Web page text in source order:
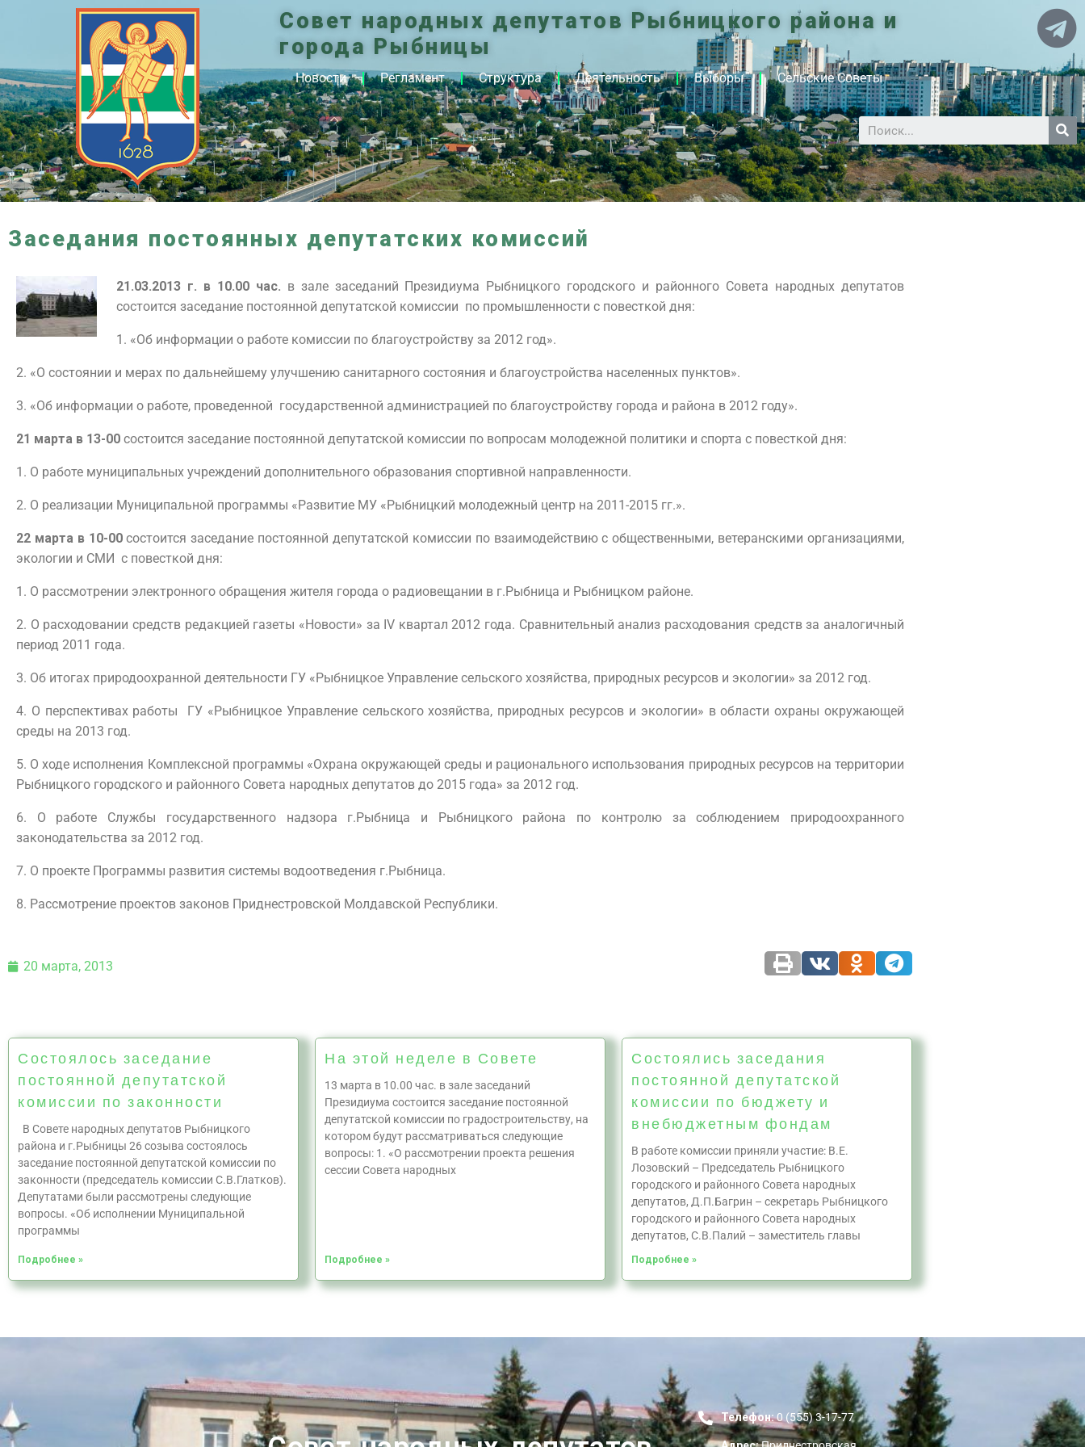
Совет народных депутатов Рыбницкого района и
города Рыбницы
Новости Регламент Структура Деятельность Выборы Сельские Советы
Заседания постоянных депутатских комиссий
21.03.2013 г. в 10.00 час. в зале заседаний Президиума Рыбницкого городского и районного Совета народных депутатов
состоится заседание постоянной депутатской комиссии по промышленности с повесткой дня:
1. «Об информации о работе комиссии по благоустройству за 2012 год».
2. «О состоянии и мерах по дальнейшему улучшению санитарного состояния и благоустройства населенных пунктов».
3. «Об информации о работе, проведенной государственной администрацией по благоустройству города и района в 2012 году».
21 марта в 13-00 состоится заседание постоянной депутатской комиссии по вопросам молодежной политики и спорта с повесткой дня:
1. О работе муниципальных учреждений дополнительного образования спортивной направленности.
2. О реализации Муниципальной программы «Развитие МУ «Рыбницкий молодежный центр на 2011-2015 гг.».
22 марта в 10-00состоится заседание постоянной депутатской комиссии по взаимодействию с общественными, ветеранскими организациями,
экологии и СМИ с повесткой дня:
1. О рассмотрении электронного обращения жителя города о радиовещании в г.Рыбница и Рыбницком районе.
2. О расходовании средств редакцией газеты «Новости» за IV квартал 2012 года. Сравнительный анализ расходования средств за аналогичный
период 2011 года.
3. Об итогах природоохранной деятельности ГУ «Рыбницкое Управление сельского хозяйства, природных ресурсов и экологии» за 2012 год.
4. О перспективах работы ГУ «Рыбницкое Управление сельского хозяйства, природных ресурсов и экологии» в области охраны окружающей
среды на 2013 год.
5. О ходе исполнения Комплексной программы «Охрана окружающей среды и рационального использования природных ресурсов на территории
Рыбницкого городского и районного Совета народных депутатов до 2015 года» за 2012 год.
6. О работе Службы государственного надзора г.Рыбница и Рыбницкого района по контролю за соблюдением природоохранного
законодательства за 2012 год.
7. О проекте Программы развития системы водоотведения г.Рыбница.
8. Рассмотрение проектов законов Приднестровской Молдавской Республики.
20 марта, 2013
Состоялось заседание
постоянной депутатской
комиссии по законности
В Совете народных депутатов Рыбницкого
района и г.Рыбницы 26 созыва состоялось
заседание постоянной депутатской комиссии по
законности (председатель комиссии С.В.Глатков).
Депутатами были рассмотрены следующие
вопросы. «Об исполнении Муниципальной
программы
Подробнее »
На этой неделе в Совете
13 марта в 10.00 час. в зале заседаний
Президиума состоится заседание постоянной
депутатской комиссии по градостроительству, на
котором будут рассматриваться следующие
вопросы: 1. «О рассмотрении проекта решения
сессии Совета народных
Подробнее »
Состоялись заседания
постоянной депутатской
комиссии по бюджету и
внебюджетным фондам
В работе комиссии приняли участие: В.Е.
Лозовский – Председатель Рыбницкого
городского и районного Совета народных
депутатов, Д.П.Багрин – секретарь Рыбницкого
городского и районного Совета народных
депутатов, С.В.Палий – заместитель главы
Подробнее »
Телефон:0 (555) 3-17-77